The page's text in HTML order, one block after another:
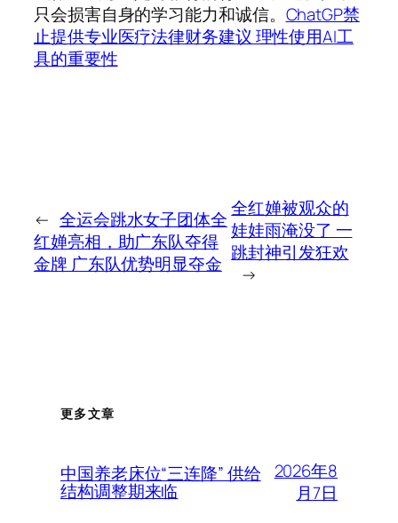
只会损害自身的学习能力和诚信。 ChatGP禁
止提供专业医疗法律财务建议 理性使用AI工
具的重要性
← 全运会跳水女子团体全
红婵亮相，助广东队夺得
金牌 广东队优势明显夺金
全红婵被观众的
娃娃雨淹没了 一
跳封神引发狂欢
→
更多文章
中国养老床位“三连降” 供给
结构调整期来临
2026年8
月7日